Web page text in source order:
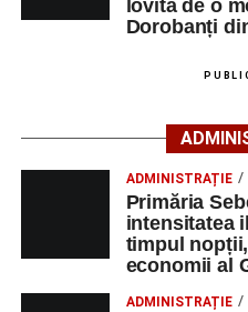
În urma impactului,
Motociclistul a fost testat
fiind negativ.
Polițiștii continuă
împrejurărilor în care s-a
dosar penal întocmit
vătămare corporală din
lovită de o
Dorobanți
ADMINISTRAȚIE
Primăria
intensitatea
timpul
economii al
ADMINISTRAȚIE